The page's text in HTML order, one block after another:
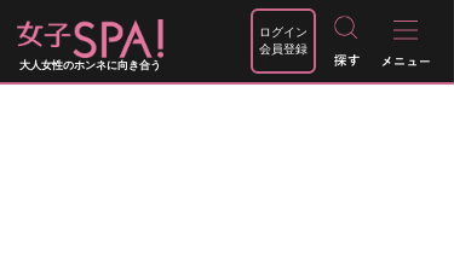
大人女性のホンネに向き合う
ログイン
会員登録